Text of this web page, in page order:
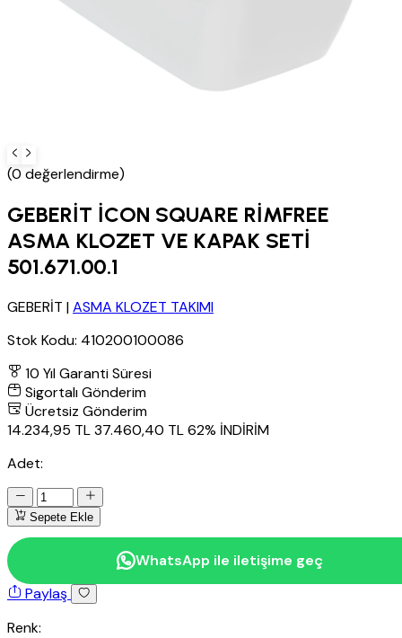
(0 değerlendirme)
GEBERİT İCON SQUARE RİMFREE
ASMA KLOZET VE KAPAK SETİ
501.671.00.1
GEBERİT |ASMA KLOZET TAKIMI
Stok Kodu: 410200100086
10 Yıl Garanti Süresi
Sigortalı Gönderim
Ücretsiz Gönderim
14.234,95 TL37.460,40 TL62% İNDİRİM
Adet:
Sepete Ekle
WhatsApp ile iletişime geç
Paylaş
Renk: